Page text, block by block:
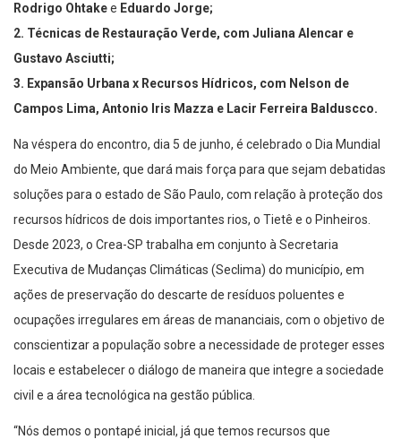
Rodrigo Ohtakee Eduardo Jorge;
2. Técnicas de Restauração Verde, com Juliana Alencar e
Gustavo Asciutti;
3. Expansão Urbana x Recursos Hídricos, com Nelson de
Campos Lima, Antonio Iris Mazza e Lacir Ferreira Balduscco.
Na véspera do encontro, dia 5 de junho, é celebrado o Dia Mundial
do Meio Ambiente, que dará mais força para que sejam debatidas
soluções para o estado de São Paulo, com relação à proteção dos
recursos hídricos de dois importantes rios, o Tietê e o Pinheiros.
Desde 2023, o Crea-SP trabalha em conjunto à Secretaria
Executiva de Mudanças Climáticas (Seclima) do município, em
ações de preservação do descarte de resíduos poluentes e
ocupações irregulares em áreas de mananciais, com o objetivo de
conscientizar a população sobre a necessidade de proteger esses
locais e estabelecer o diálogo de maneira que integre a sociedade
civil e a área tecnológica na gestão pública.
“Nós demos o pontapé inicial, já que temos recursos que